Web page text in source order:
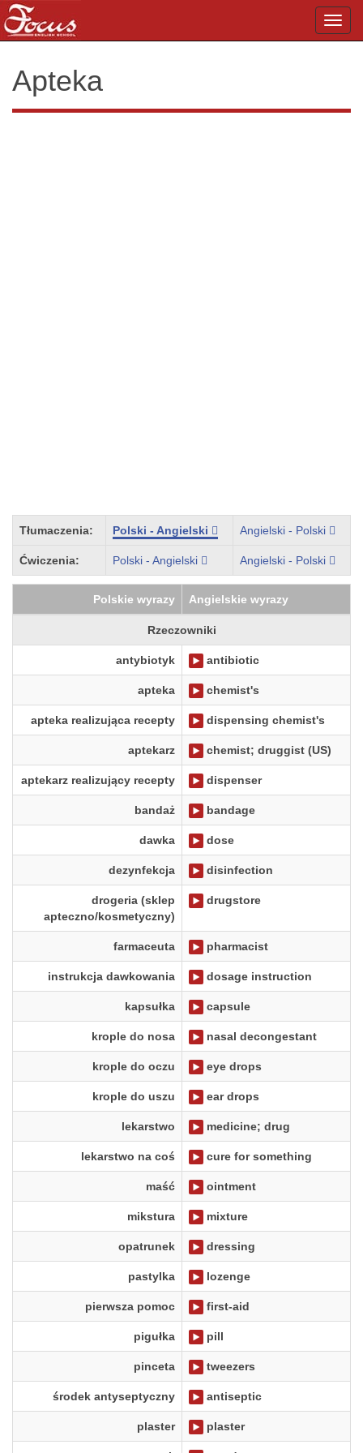
Apteka
Tłumaczenia: Polski - Angielski Angielski - Polski
Ćwiczenia: Polski - Angielski Angielski - Polski
Polskie wyrazy Angielskie wyrazy
Rzeczowniki
antybiotyk antibiotic
apteka chemist's
apteka realizująca recepty dispensing chemist's
aptekarz chemist; druggist (US)
aptekarz realizujący recepty dispenser
bandaż bandage
dawka dose
dezynfekcja disinfection
drogeria (sklep
apteczno/kosmetyczny)
drugstore
farmaceuta pharmacist
instrukcja dawkowania dosage instruction
kapsułka capsule
krople do nosa nasal decongestant
krople do oczu eye drops
krople do uszu ear drops
lekarstwo medicine; drug
lekarstwo na coś cure for something
maść ointment
mikstura mixture
opatrunek dressing
pastylka lozenge
pierwsza pomoc first-aid
pigułka pill
pinceta tweezers
środek antyseptyczny antiseptic
plaster plaster